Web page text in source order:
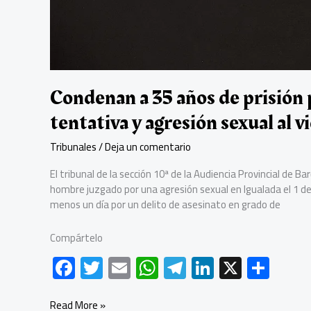
Condenan a 35 años de
tentativa y agresión sexual al
Tribunales/Deja un comentario
El tribunal de la sección 10ª de la Audiencia Provincial de
hombre juzgado por una agresión sexual en Igualada el 1
menos un día por un delito de asesinato en grado de
Compártelo
F
ac
T
wi
E
m
W
h
Te
le
Li
nk
X
Condenan
Read More »